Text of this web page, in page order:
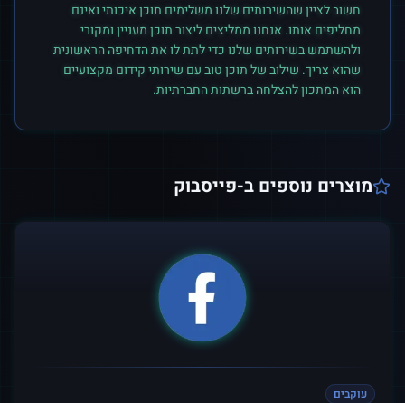
חשוב לציין שהשירותים שלנו משלימים תוכן איכותי ואינם
מחליפים אותו. אנחנו ממליצים ליצור תוכן מעניין ומקורי
ולהשתמש בשירותים שלנו כדי לתת לו את הדחיפה הראשונית
שהוא צריך. שילוב של תוכן טוב עם שירותי קידום מקצועיים
הוא המתכון להצלחה ברשתות החברתיות.
מוצרים נוספים ב-פייסבוק
עוקבים